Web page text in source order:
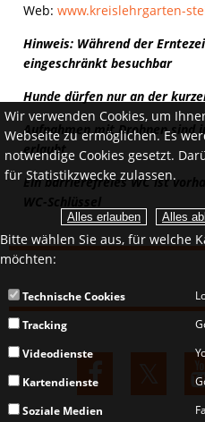
Web: www.kreislehrgarten-
Hinweis: Während der
eingeschränkt besuchbar
Hunde dürfen nur an der
Aufnahmen mit Drohnen sind
erlaubt
Ein barrierefreies WC ist
WC-Schlüssel
Wir verwenden Cookies, um
Webseite zu ermöglichen. Es
notwendige Cookies gesetzt.
für Statistikzwecke zulassen.
Bitte wählen Sie aus, für welche
möchten:
Technische Cookies
Tracking
Videodienste
Kartendienste
Soziale Medien